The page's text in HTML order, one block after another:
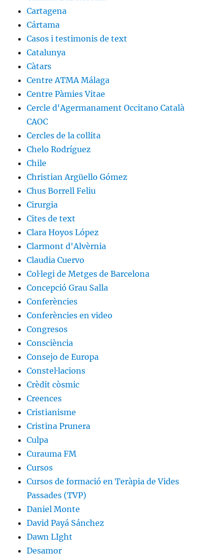
Cartagena
Cártama
Casos i testimonis de text
Catalunya
Càtars
Centre ATMA Málaga
Centre Pàmies Vitae
Cercle d'Agermanament Occitano Català
CAOC
Cercles de la collita
Chelo Rodríguez
Chile
Christian Argüello Gómez
Chus Borrell Feliu
Cirurgia
Cites de text
Clara Hoyos López
Clarmont d'Alvèrnia
Claudia Cuervo
Col·legi de Metges de Barcelona
Concepció Grau Salla
Conferències
Conferències en video
Congresos
Consciència
Consejo de Europa
Constel·lacions
Crèdit còsmic
Creences
Cristianisme
Cristina Prunera
Culpa
Curauma FM
Cursos
Cursos de formació en Teràpia de Vides
Passades (TVP)
Daniel Monte
David Payá Sánchez
Dawn LIght
Desamor